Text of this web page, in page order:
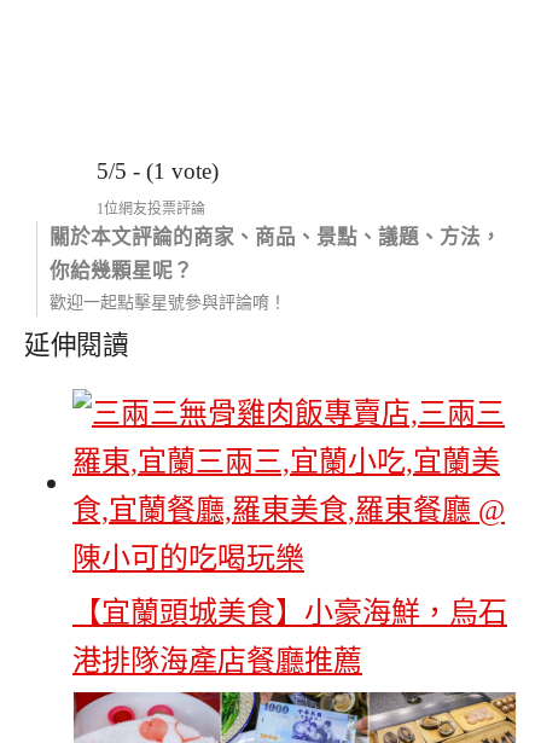
5/5 - (1 vote)
1位網友投票評論
關於本文評論的商家、商品、景點、議題、方法，
你給幾顆星呢？
歡迎一起點擊星號參與評論唷！
延伸閱讀
【宜蘭頭城美食】小豪海鮮，烏石
港排隊海產店餐廳推薦